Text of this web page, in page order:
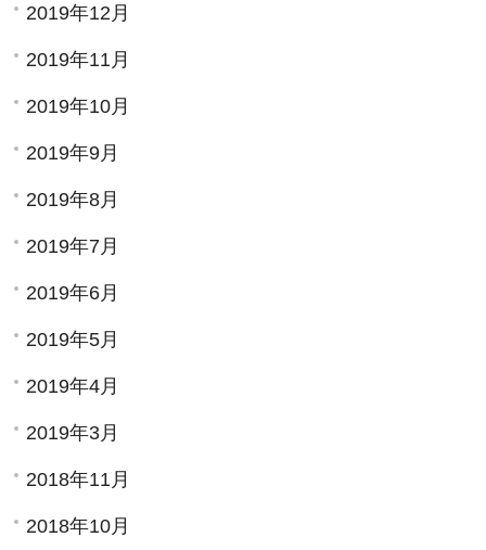
2019年12月
2019年11月
2019年10月
2019年9月
2019年8月
2019年7月
2019年6月
2019年5月
2019年4月
2019年3月
2018年11月
2018年10月